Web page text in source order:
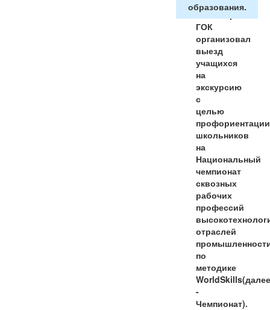
Евраз
Качканарский
ГОК
организовал
выезд
учащихся
на
экскурсию
с
целью
профориентации
школьников
на
Национальный
чемпионат
сквозных
рабочих
профессий
отраслей
по
методике
WorldSkills(далее
-
Чемпионат).
образования.